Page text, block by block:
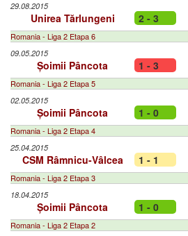
29.08.2015
Unirea Tărlungeni 2 - 3
Romania - Liga 2 Etapa 6
09.05.2015
Șoimii Pâncota 1 - 3
Romania - Liga 2 Etapa 5
02.05.2015
Șoimii Pâncota 1 - 0
Romania - Liga 2 Etapa 4
25.04.2015
CSM Râmnicu-Vâlcea 1 - 1
Romania - Liga 2 Etapa 3
18.04.2015
Șoimii Pâncota 1 - 0
Romania - Liga 2 Etapa 2